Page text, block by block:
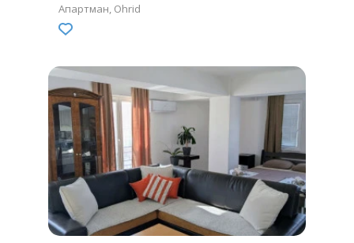
Апартман Ohrid